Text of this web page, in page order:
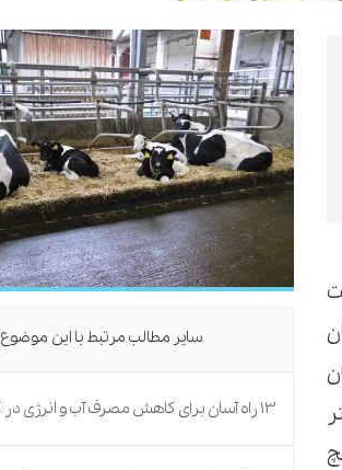
ثبت
زمان
هیچ
سایر مطالب مرتبط با این موضوع
13 راه آسان برای کاهش مصرف آب و انرژی در گاوداری ها